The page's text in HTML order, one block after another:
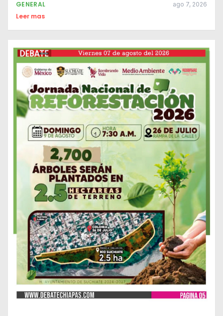
GENERAL ago 7, 2026
Leer mas